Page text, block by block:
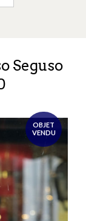
Seguso
OBJET
VENDU